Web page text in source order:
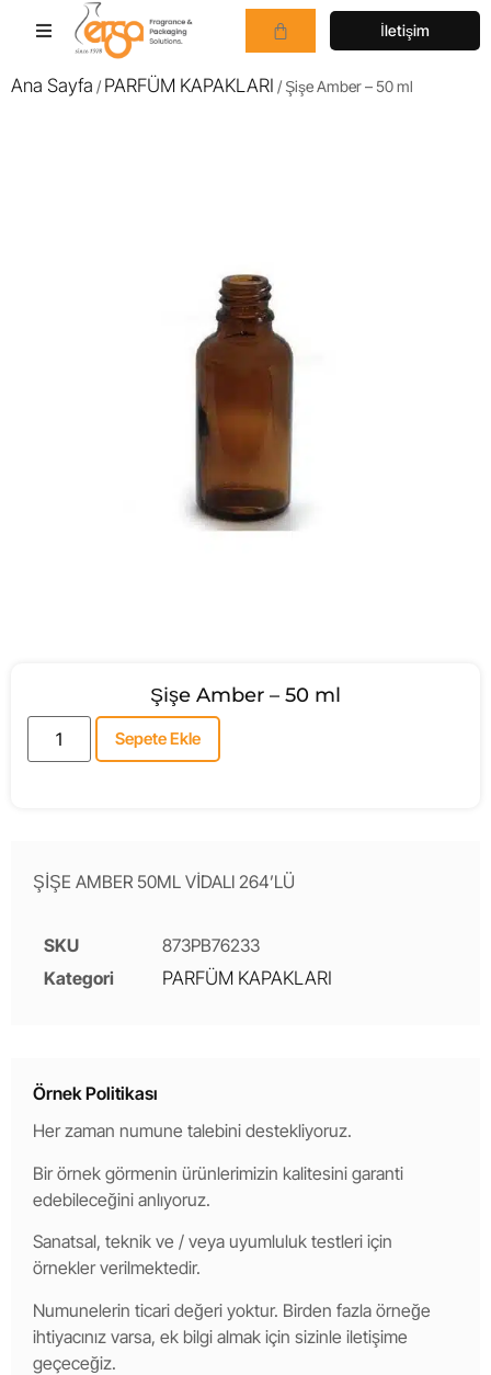
İletişim
Ana Sayfa /PARFÜM KAPAKLARI / Şişe Amber – 50 ml
Şişe Amber – 50 ml
Sepete Ekle
ŞİŞE AMBER 50ML VİDALI 264’LÜ
SKU
873PB76233
Kategori
PARFÜM KAPAKLARI
Örnek Politikası
Her zaman numune talebini destekliyoruz.
Bir örnek görmenin ürünlerimizin kalitesini garanti
edebileceğini anlıyoruz.
Sanatsal, teknik ve / veya uyumluluk testleri için
örnekler verilmektedir.
Numunelerin ticari değeri yoktur. Birden fazla örneğe
ihtiyacınız varsa, ek bilgi almak için sizinle iletişime
geçeceğiz.